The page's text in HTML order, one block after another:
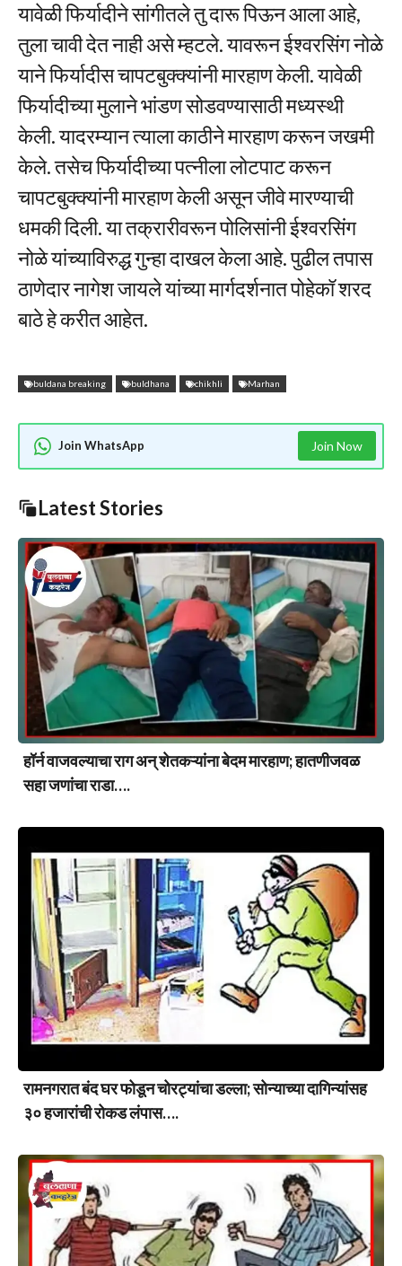
यावेळी फिर्यादीने सांगीतले तु दारू पिऊन आला आहे,
तुला चावी देत नाही असे म्हटले. यावरून ईश्वरसिंग नोळे
याने फिर्यादीस चापटबुक्क्यांनी मारहाण केली. यावेळी
फिर्यादीच्या मुलाने भांडण सोडवण्यासाठी मध्यस्थी
केली. यादरम्यान त्याला काठीने मारहाण करून जखमी
केले. तसेच फिर्यादीच्या पत्नीला लोटपाट करून
चापटबुक्क्यांनी मारहाण केली असून जीवे मारण्याची
धमकी दिली. या तक्रारीवरून पोलिसांनी ईश्वरसिंग
नोळे यांच्याविरुद्ध गुन्हा दाखल केला आहे. पुढील तपास
ठाणेदार नागेश जायले यांच्या मार्गदर्शनात पोहेकॉ शरद
बाठे हे करीत आहेत.
buldana breaking buldhana chikhli Marhan
Join WhatsApp Join Now
Latest Stories
हॉर्न वाजवल्याचा राग अन् शेतकऱ्यांना बेदम मारहाण; हातणीजवळ
सहा जणांचा राडा….
रामनगरात बंद घर फोडून चोरट्यांचा डल्ला; सोन्याच्या दागिन्यांसह
३० हजारांची रोकड लंपास….